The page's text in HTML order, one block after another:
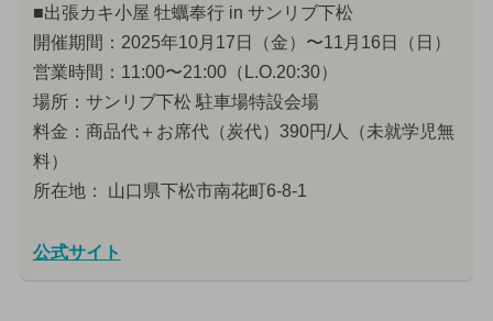
■出張カキ小屋 牡蠣奉行 in サンリブ下松
開催期間：2025年10月17日（金）〜11月16日（日）
営業時間：11:00〜21:00（L.O.20:30）
場所：サンリブ下松 駐車場特設会場
料金：商品代＋お席代（炭代）390円/人（未就学児無
料）
所在地： 山口県下松市南花町6-8-1
公式サイト